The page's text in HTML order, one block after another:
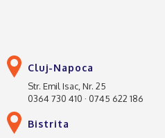
Cluj-Napoca
Str. Emil Isac, Nr. 25
0364 730 410 · 0745 622 186
Bistrita